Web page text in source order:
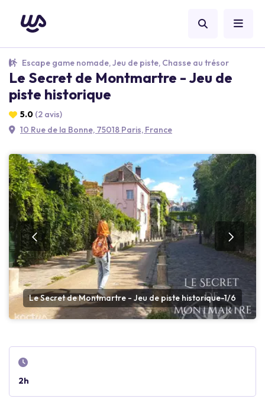
Escape game nomade, Jeu de piste, Chasse au trésor
Le Secret de Montmartre - Jeu de
piste historique
5.0 (2 avis)
10 Rue de la Bonne, 75018 Paris, France
Le Secret de Montmartre - Jeu de piste historique-1/6
2h